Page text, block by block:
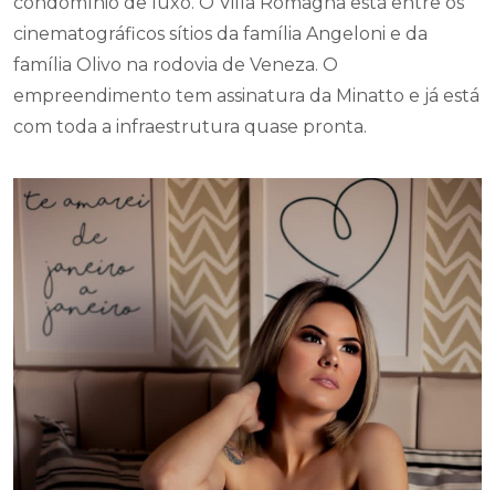
cinematográficos sítios da família Angeloni e da
família Olivo na rodovia de Veneza. O
empreendimento tem assinatura da Minatto e já está
com toda a infraestrutura quase pronta.